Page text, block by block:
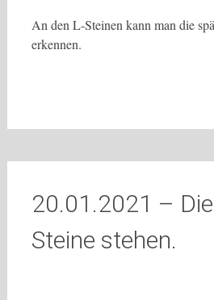
An den L-Steinen kann man die
erkennen.
20.01.2021 –
Steine stehen.